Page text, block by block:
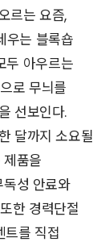
르는 요즘,
우는 블록숍
두 아우르는
로 무늬를
선보인다.
달까지 소요될
품을
성 안료와
한 경력단절
트를 직접